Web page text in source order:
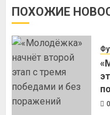
ПОХОЖИЕ